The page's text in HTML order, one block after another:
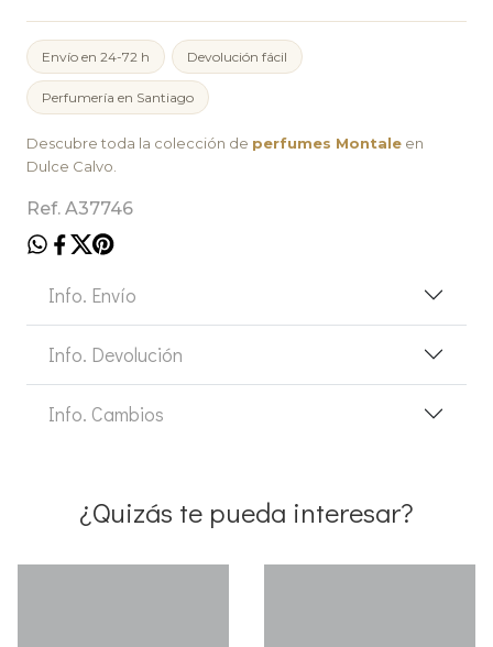
Envío en 24-72 h Devolución fácil
Perfumería en Santiago
Descubre toda la colección de perfumes Montale en
Dulce Calvo.
Ref. A37746
Info. Envío
Info. Devolución
Info. Cambios
¿Quizás te pueda interesar?